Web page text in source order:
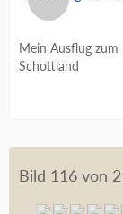
Mein Ausflug zum
Schottland
Bild 116 von